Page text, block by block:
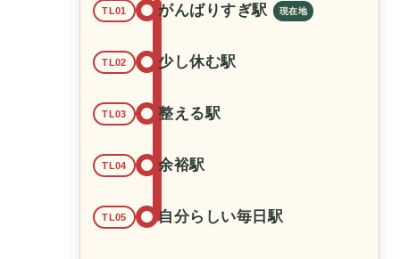
TL01 がんばりすぎ駅
TL02 少し休む駅
TL03 整える駅
TL04 余裕駅
TL05 自分らしい毎日駅